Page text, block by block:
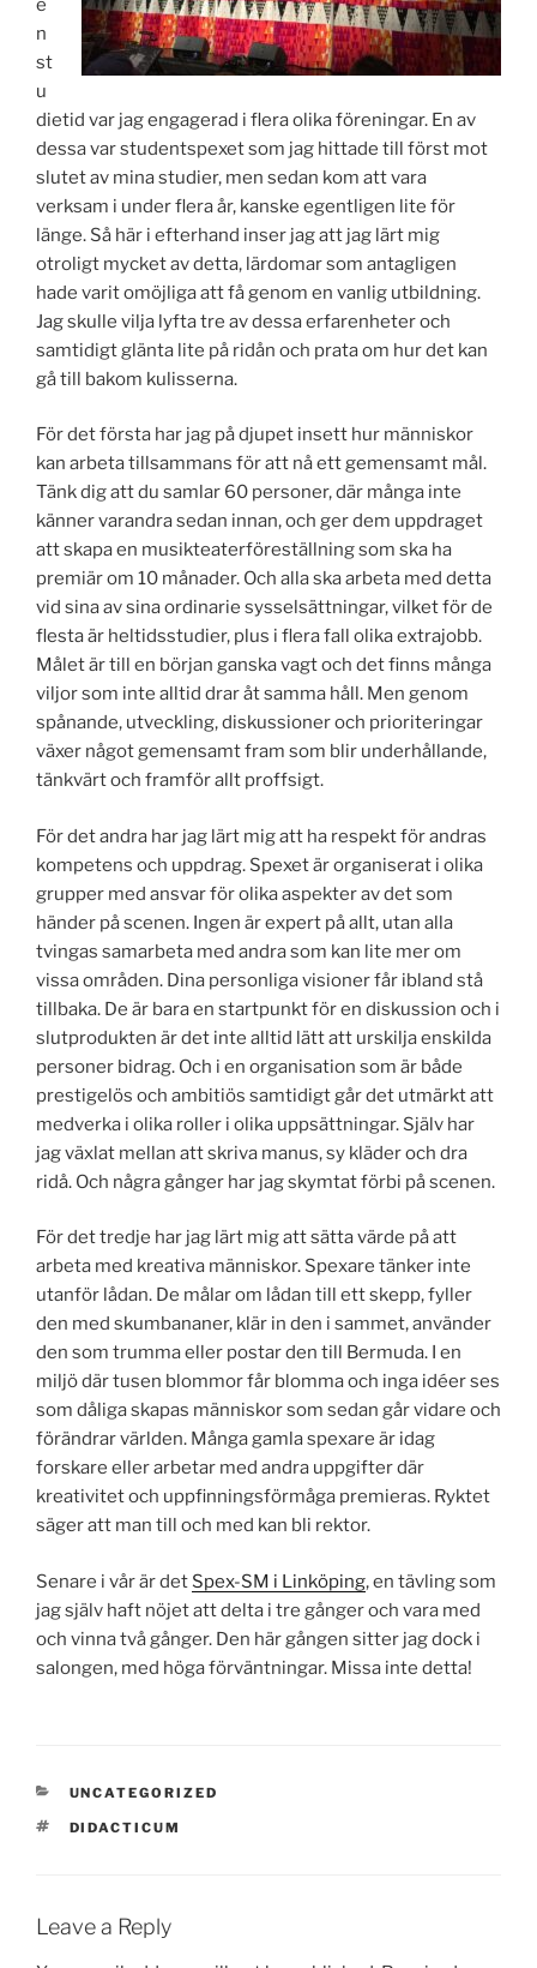
e
n
st
u
dietid var jag engagerad i flera olika föreningar. En av
dessa var studentspexet som jag hittade till först mot
slutet av mina studier, men sedan kom att vara
verksam i under flera år, kanske egentligen lite för
länge. Så här i efterhand inser jag att jag lärt mig
otroligt mycket av detta, lärdomar som antagligen
hade varit omöjliga att få genom en vanlig utbildning.
Jag skulle vilja lyfta tre av dessa erfarenheter och
samtidigt glänta lite på ridån och prata om hur det kan
gå till bakom kulisserna.
För det första har jag på djupet insett hur människor
kan arbeta tillsammans för att nå ett gemensamt mål.
Tänk dig att du samlar 60 personer, där många inte
känner varandra sedan innan, och ger dem uppdraget
att skapa en musikteaterföreställning som ska ha
premiär om 10 månader. Och alla ska arbeta med detta
vid sina av sina ordinarie sysselsättningar, vilket för de
flesta är heltidsstudier, plus i flera fall olika extrajobb.
Målet är till en början ganska vagt och det finns många
viljor som inte alltid drar åt samma håll. Men genom
spånande, utveckling, diskussioner och prioriteringar
växer något gemensamt fram som blir underhållande,
tänkvärt och framför allt proffsigt.
För det andra har jag lärt mig att ha respekt för andras
kompetens och uppdrag. Spexet är organiserat i olika
grupper med ansvar för olika aspekter av det som
händer på scenen. Ingen är expert på allt, utan alla
tvingas samarbeta med andra som kan lite mer om
vissa områden. Dina personliga visioner får ibland stå
tillbaka. De är bara en startpunkt för en diskussion och i
slutprodukten är det inte alltid lätt att urskilja enskilda
personer bidrag. Och i en organisation som är både
prestigelös och ambitiös samtidigt går det utmärkt att
medverka i olika roller i olika uppsättningar. Själv har
jag växlat mellan att skriva manus, sy kläder och dra
ridå. Och några gånger har jag skymtat förbi på scenen.
För det tredje har jag lärt mig att sätta värde på att
arbeta med kreativa människor. Spexare tänker inte
utanför lådan. De målar om lådan till ett skepp, fyller
den med skumbananer, klär in den i sammet, använder
den som trumma eller postar den till Bermuda. I en
miljö där tusen blommor får blomma och inga idéer ses
som dåliga skapas människor som sedan går vidare och
förändrar världen. Många gamla spexare är idag
forskare eller arbetar med andra uppgifter där
kreativitet och uppfinningsförmåga premieras. Ryktet
säger att man till och med kan bli rektor.
Senare i vår är det Spex-SM i Linköping, en tävling som
jag själv haft nöjet att delta i tre gånger och vara med
och vinna två gånger. Den här gången sitter jag dock i
salongen, med höga förväntningar. Missa inte detta!
CATEGORIES
UNCATEGORIZED
TAGS
DIDACTICUM
Leave a Reply